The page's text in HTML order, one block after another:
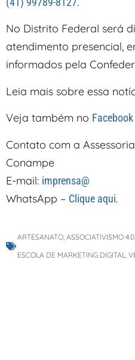
No Distrito Federal será
atendimento presencial,
informados pela
Leia mais sobre essa
Veja também no Facebook
Contato com a
Conampe
E-mail: imprensa@
WhatsApp – Clique aqui.
ARTESANATO ASSOCIATIVISMO 4.0
ESCOLA DE MARKETING DIGITAL